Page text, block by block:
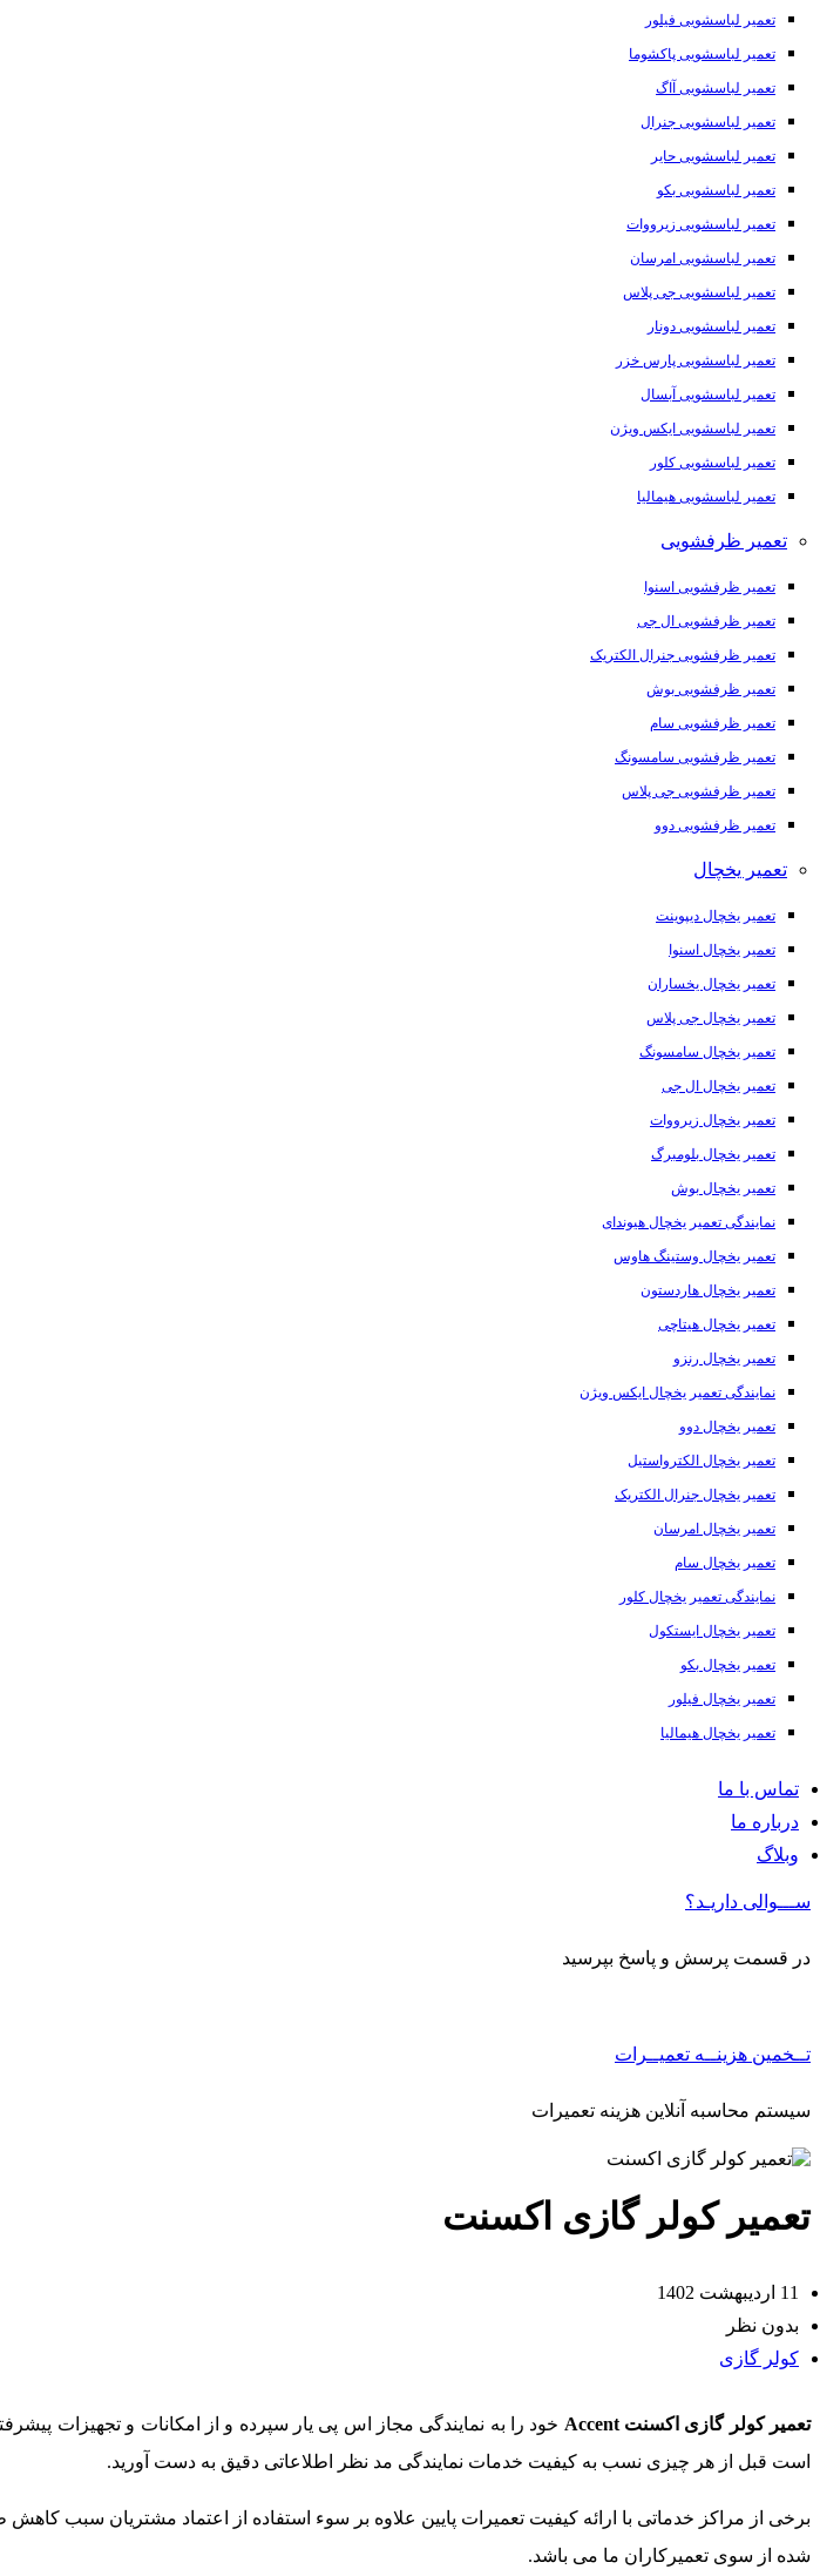
تعمیر لباسشویی فیلور
تعمیر لباسشویی پاکشوما
تعمیر لباسشویی آاگ
تعمیر لباسشویی جنرال
تعمیر لباسشویی حایر
تعمیر لباسشویی بکو
تعمیر لباسشویی زیرووات
تعمیر لباسشویی امرسان
تعمیر لباسشویی جی پلاس
تعمیر لباسشویی دونار
تعمیر لباسشویی پارس خزر
تعمیر لباسشویی آبسال
تعمیر لباسشویی ایکس ویژن
تعمیر لباسشویی کلور
تعمیر لباسشویی هیمالیا
تعمیر ظرفشویی
تعمیر ظرفشویی اسنوا
تعمیر ظرفشویی ال جی
تعمیر ظرفشویی جنرال الکتریک
تعمیر ظرفشویی بوش
تعمیر ظرفشویی سام
تعمیر ظرفشویی سامسونگ
تعمیر ظرفشویی جی پلاس
تعمیر ظرفشویی دوو
تعمیر یخچال
تعمیر یخچال دیپوینت
تعمیر یخچال اسنوا
تعمیر یخچال یخساران
تعمیر یخچال جی پلاس
تعمیر یخچال سامسونگ
تعمیر یخچال ال جی
تعمیر یخچال زیرووات
تعمیر یخچال بلومبرگ
تعمیر یخچال بوش
نمایندگی تعمیر یخچال هیوندای
تعمیر یخچال وستینگ هاوس
تعمیر یخچال هاردستون
تعمیر یخچال هیتاچی
تعمیر یخچال رنزو
نمایندگی تعمیر یخچال ایکس ویژن
تعمیر یخچال دوو
تعمیر یخچال الکترواستیل
تعمیر یخچال جنرال الکتریک
تعمیر یخچال امرسان
تعمیر یخچال سام
نمایندگی تعمیر یخچال کلور
تعمیر یخچال ایستکول
تعمیر یخچال بکو
تعمیر یخچال فیلور
تعمیر یخچال هیمالیا
تماس با ما
درباره ما
وبلاگ
ســـوالی داریـد؟
در قسمت پرسش و پاسخ بپرسید
تــخمین هزینــه تعمیــرات
سیستم محاسبه آنلاین هزینه تعمیرات
تعمیر کولر گازی اکسنت
11 اردیبهشت 1402
بدون نظر
کولر گازی
تعمیر کولر گازی اکسنت Accent
خود را به نمایندگی مجاز اس پی یار سپرده و از امکانات و تجهیزات
است قبل از هر چیزی نسب به کیفیت خدمات نمایندگی مد نظر اطلاعاتی دقیق به دست آورید.
برخی از مراکز خدماتی با ارائه کیفیت تعمیرات پایین علاوه بر سوء استفاده از اعتماد مشتریان سبب
شده از سوی تعمیرکاران ما می باشد.